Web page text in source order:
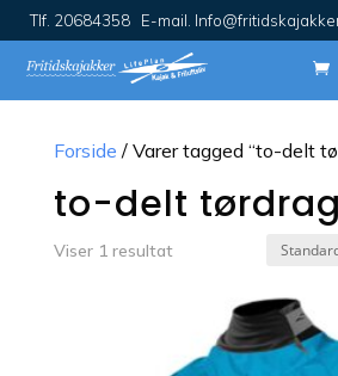
Tlf. 20684358 E-mail.
Forside / Varer tagged “to-delt
to-delt
Viser 1 resultat